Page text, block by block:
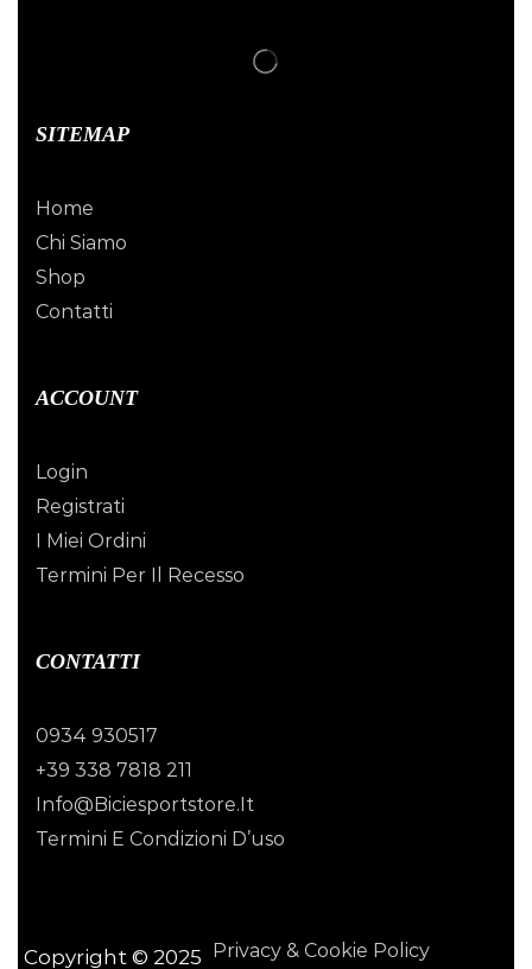
SITEMAP
Home
Chi Siamo
Shop
Contatti
ACCOUNT
Login
Registrati
I Miei Ordini
Termini Per Il Recesso
CONTATTI
0934 930517
+39 338 7818 211
Info@biciesportstore.it
Termini E Condizioni D’uso
Copyright © 2025 Privacy & Cookie Policy